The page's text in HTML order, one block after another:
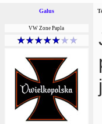
Galus
VW Zone Papla